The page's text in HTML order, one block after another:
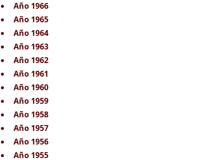
Año 1966
Año 1965
Año 1964
Año 1963
Año 1962
Año 1961
Año 1960
Año 1959
Año 1958
Año 1957
Año 1956
Año 1955